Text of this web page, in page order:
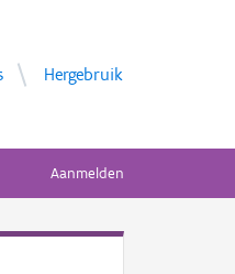
Hergebruik
Aanmelden